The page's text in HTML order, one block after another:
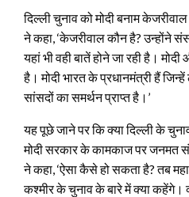
दिल्ली चुनाव को मोदी बनाम
ने कहा, ‘केजरीवाल कौन है? उन्होंने
यहां भी वही बातें होने जा रही है।
है। मोदी भारत के प्रधानमंत्री हैं
सांसदों का समर्थन प्राप्त है।’
यह पूछे जाने पर कि क्या दिल्ली के
मोदी सरकार के कामकाज पर जनमत
ने कहा, ‘ऐसा कैसे हो सकता है? तब
कश्मीर के चुनाव के बारे में क्या कहेंगे।